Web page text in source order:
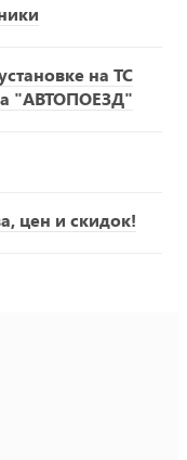
на ТС
"АВТОПОЕЗД"
цен и скидок!